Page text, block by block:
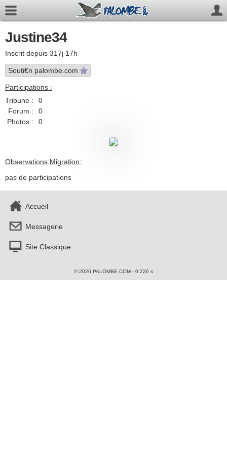
Justine34
Inscrit depuis 317j 17h
Souti€n palombe.com
Participations :
Tribune :
0
Forum :
0
Photos :
0
Observations Migration:
pas de participations
Accueil
Messagerie
Site Classique
© 2026 PALOMBE.COM - 0.226 s